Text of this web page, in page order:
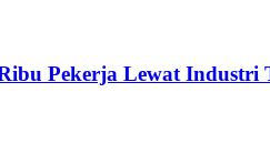
Pekerja Lewat Industri